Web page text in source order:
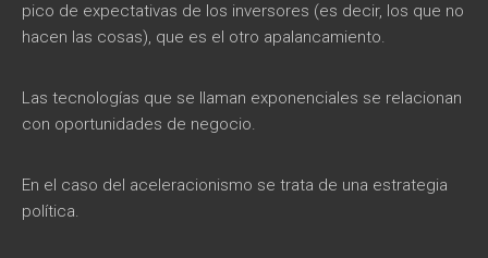
pico de expectativas de los inversores (es decir, los que no
hacen las cosas), que es el otro apalancamiento.
Las tecnologías que se llaman exponenciales se relacionan
con oportunidades de negocio.
En el caso del aceleracionismo se trata de una estrategia
política.